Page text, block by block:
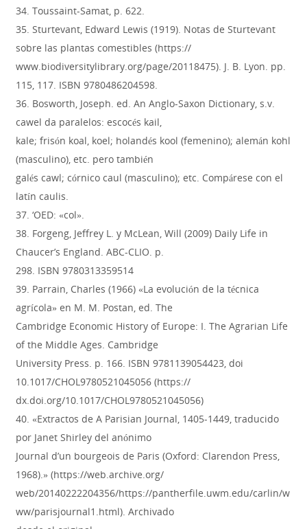
34. Toussaint-Samat, p. 622.
35. Sturtevant, Edward Lewis (1919). Notas de Sturtevant
sobre las plantas comestibles (https://
www.biodiversitylibrary.org/page/20118475). J. B. Lyon. pp.
115, 117. ISBN 9780486204598.
36. Bosworth, Joseph. ed. An Anglo-Saxon Dictionary, s.v.
cawel da paralelos: escocés kail,
kale; frisón koal, koel; holandés kool (femenino); alemán kohl
(masculino), etc. pero también
galés cawl; córnico caul (masculino); etc. Compárese con el
latín caulis.
37. ‘OED: «col».
38. Forgeng, Jeffrey L. y McLean, Will (2009) Daily Life in
Chaucer’s England. ABC-CLIO. p.
298. ISBN 9780313359514
39. Parrain, Charles (1966) «La evolución de la técnica
agrícola» en M. M. Postan, ed. The
Cambridge Economic History of Europe: I. The Agrarian Life
of the Middle Ages. Cambridge
University Press. p. 166. ISBN 9781139054423, doi
10.1017/CHOL9780521045056 (https://
dx.doi.org/10.1017/CHOL9780521045056)
40. «Extractos de A Parisian Journal, 1405-1449, traducido
por Janet Shirley del anónimo
Journal d’un bourgeois de Paris (Oxford: Clarendon Press,
1968).» (https://web.archive.org/
web/20140222204356/https://pantherfile.uwm.edu/carlin/w
ww/parisjournal1.html). Archivado